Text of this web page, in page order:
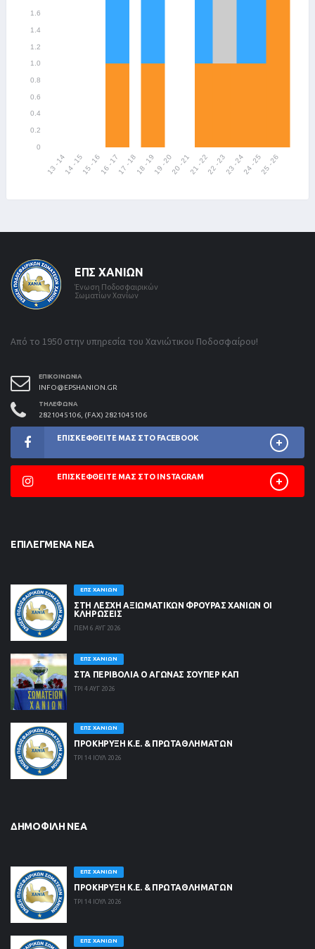
ΕΠΣ ΧΑΝΊΩΝ
Ένωση Ποδοσφαιρικών
Σωματίων Χανίων
Από το 1950 στην υπηρεσία του Χανιώτικου Ποδοσφαίρου!
ΕΠΙΚΟΙΝΩΝΊΑ
INFO@EPSHANION.GR
ΤΗΛΈΦΩΝΑ
2821045106, (FAX) 2821045106
ΕΠΙΣΚΕΦΘΕΊΤΕ ΜΑΣ ΣΤΟ FACEBOOK
ΕΠΙΣΚΕΦΘΕΊΤΕ ΜΑΣ ΣΤΟ INSTAGRAM
ΕΠΙΛΕΓΜΈΝΑ ΝΈΑ
ΕΠΣ ΧΑΝΊΩΝ
ΣΤΗ ΛΈΣΧΗ ΑΞΙΩΜΑΤΙΚΏΝ ΦΡΟΥΡΆΣ ΧΑΝΊΩΝ ΟΙ
ΚΛΗΡΏΣΕΙΣ
ΠΕΜ 6 ΑΥΓ 2026
ΕΠΣ ΧΑΝΊΩΝ
ΣΤΑ ΠΕΡΙΒΟΛΙΑ Ο ΑΓΩΝΑΣ ΣΟΥΠΕΡ ΚΑΠ
ΤΡΙ 4 ΑΥΓ 2026
ΕΠΣ ΧΑΝΊΩΝ
ΠΡΟΚΗΡΥΞΗ Κ.Ε. & ΠΡΩΤΑΘΛΗΜΑΤΩΝ
ΤΡΙ 14 ΙΟΥΛ 2026
ΔΗΜΟΦΙΛΉ ΝΈΑ
ΕΠΣ ΧΑΝΊΩΝ
ΠΡΟΚΗΡΥΞΗ Κ.Ε. & ΠΡΩΤΑΘΛΗΜΑΤΩΝ
ΤΡΙ 14 ΙΟΥΛ 2026
ΕΠΣ ΧΑΝΊΩΝ